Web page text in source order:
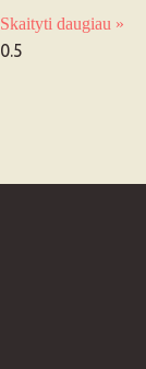
Skaityti daugiau »